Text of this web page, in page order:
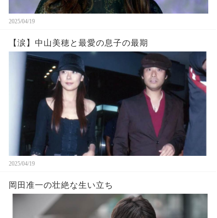
2025/04/19
【涙】中山美穂と最愛の息子の最期
2025/04/19
岡田准一の壮絶な生い立ち